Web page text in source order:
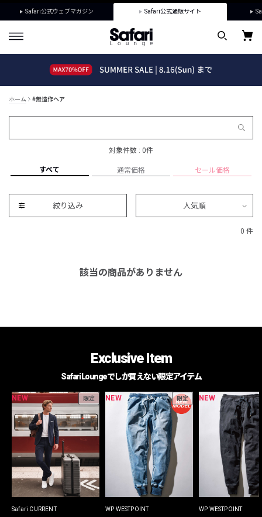
Safari公式ウェブマガジン Safari公式通販サイト
ホーム #無造作ヘア
対象件数 : 0件
すべて 通常価格 セール価格
絞り込み 人気順
0 件
該当の商品がありません
Exclusive Item
Safari Loungeでしか買えない限定アイテム
NEW 限定
Safari CURRENT
NEW 限定
WP WESTPOINT
NEW
WP WESTPOINT